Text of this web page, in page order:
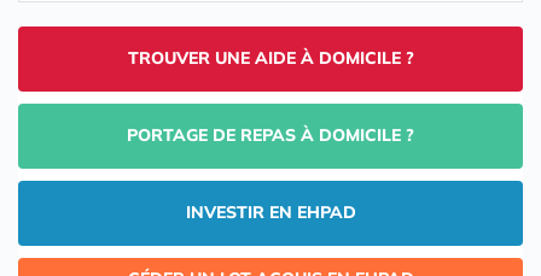
TROUVER UNE AIDE À DOMICILE ?
PORTAGE DE REPAS À DOMICILE ?
INVESTIR EN EHPAD